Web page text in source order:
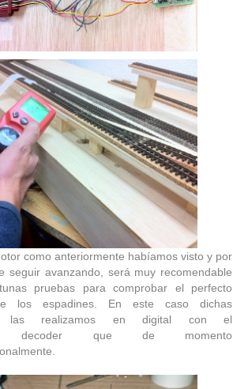
como anteriormente habíamos visto y por
seguir avanzando, será muy recomendable
pruebas para comprobar el perfecto
los espadines. En este caso dichas
las realizamos en digital con el
decoder que de momento